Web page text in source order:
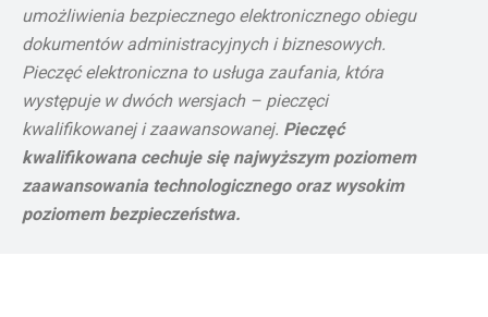
umożliwienia bezpiecznego elektronicznego obiegu
dokumentów administracyjnych i biznesowych.
Pieczęć elektroniczna to usługa zaufania, która
występuje w dwóch wersjach – pieczęci
kwalifikowanej i zaawansowanej. Pieczęć
kwalifikowana cechuje się najwyższym poziomem
zaawansowania technologicznego oraz wysokim
poziomem bezpieczeństwa.